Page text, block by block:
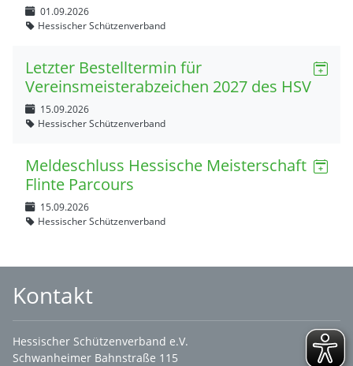
01.09.2026
Hessischer Schützenverband
Letzter Bestelltermin für
Vereinsmeisterabzeichen 2027 des HSV
15.09.2026
Hessischer Schützenverband
Meldeschluss Hessische Meisterschaft
Flinte Parcours
15.09.2026
Hessischer Schützenverband
Kontakt
Hessischer Schützenverband e.V.
Schwanheimer Bahnstraße 115